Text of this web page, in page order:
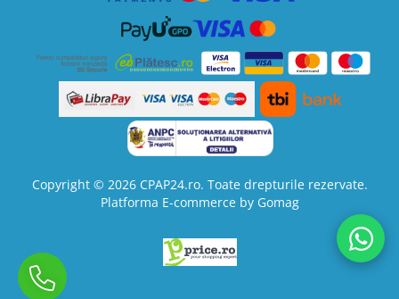
Copyright © 2026 CPAP24.ro. Toate drepturile rezervate.
Platforma E-commerce by Gomag